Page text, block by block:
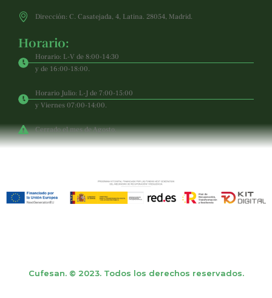
Dirección: C. Casatejada, 4, Latina. 28054, Madrid.
Horario:
Horario: L-V de 8:00-14:30
y de 16:00-18:00.
Horario Julio: L-J de 7:00-15:00
y Viernes 07:00-14:00.
Cerrado el mes de Agosto.
Cufesan. © 2023. Todos los derechos reservados.